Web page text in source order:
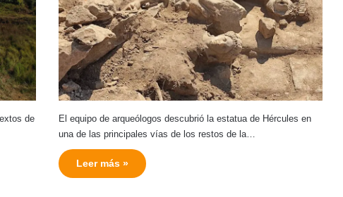
de
El equipo de arqueólogos descubrió la estatua de Hércules en
una de las principales vías de los restos de la…
Leer más »